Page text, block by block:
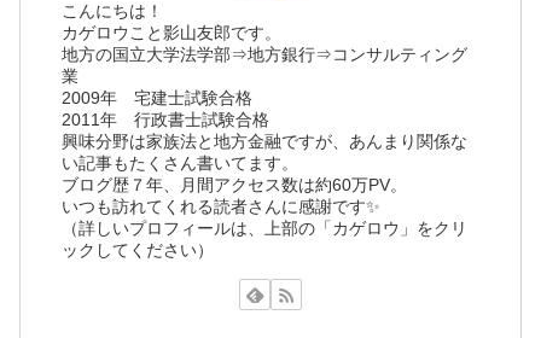
こんにちは！
カゲロウこと影山友郎です。
地方の国立大学法学部⇒地方銀行⇒コンサルティング
業
2009年 宅建士試験合格
2011年 行政書士試験合格
興味分野は家族法と地方金融ですが、あんまり関係な
い記事もたくさん書いてます。
ブログ歴７年、月間アクセス数は約60万PV。
いつも訪れてくれる読者さんに感謝です✨
（詳しいプロフィールは、上部の「カゲロウ」をクリ
ックしてください）